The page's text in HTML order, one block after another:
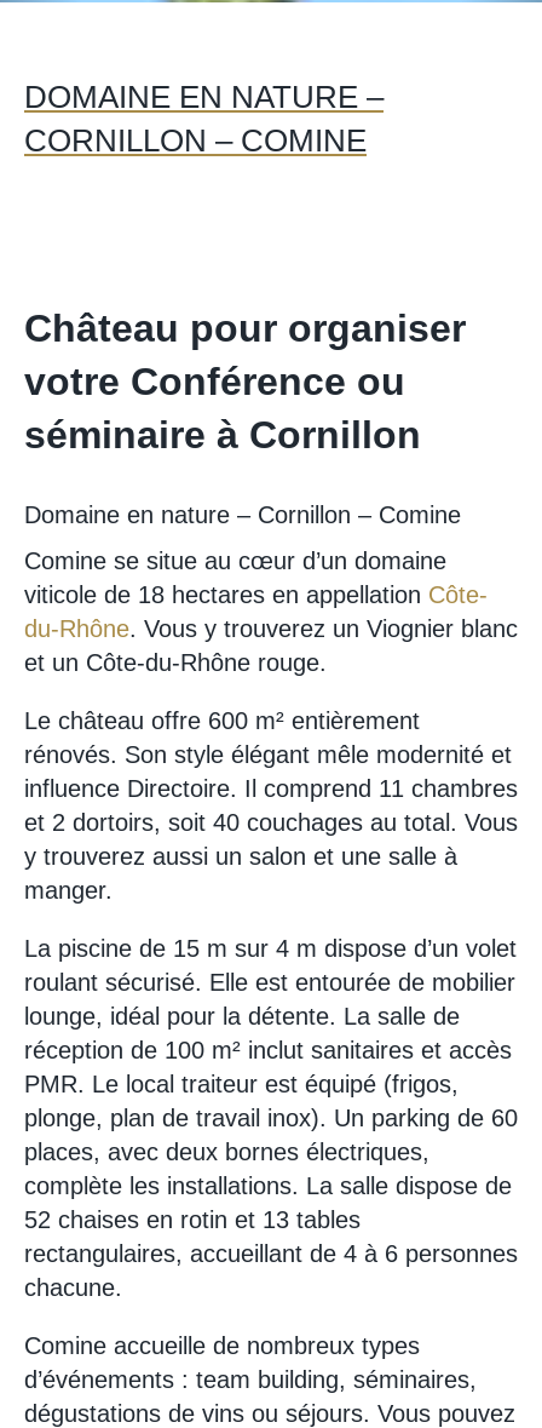
DOMAINE EN NATURE –
CORNILLON – COMINE
Château pour organiser
votre Conférence ou
séminaire à Cornillon
Domaine en nature – Cornillon – Comine
Comine se situe au cœur d’un domaine
viticole de 18 hectares en appellation Côte-
du-Rhône. Vous y trouverez un Viognier blanc
et un Côte-du-Rhône rouge.
Le château offre 600 m² entièrement
rénovés. Son style élégant mêle modernité et
influence Directoire. Il comprend 11 chambres
et 2 dortoirs, soit 40 couchages au total. Vous
y trouverez aussi un salon et une salle à
manger.
La piscine de 15 m sur 4 m dispose d’un volet
roulant sécurisé. Elle est entourée de mobilier
lounge, idéal pour la détente. La salle de
réception de 100 m² inclut sanitaires et accès
PMR. Le local traiteur est équipé (frigos,
plonge, plan de travail inox). Un parking de 60
places, avec deux bornes électriques,
complète les installations. La salle dispose de
52 chaises en rotin et 13 tables
rectangulaires, accueillant de 4 à 6 personnes
chacune.
Comine accueille de nombreux types
d’événements : team building, séminaires,
dégustations de vins ou séjours. Vous pouvez